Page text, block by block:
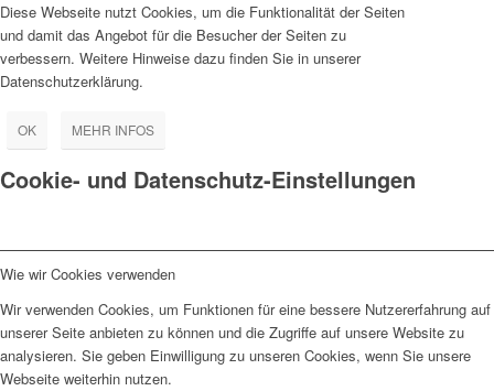
Diese Webseite nutzt Cookies, um die Funktionalität der Seiten
und damit das Angebot für die Besucher der Seiten zu
verbessern. Weitere Hinweise dazu finden Sie in unserer
Datenschutzerklärung.
OK MEHR INFOS
Cookie- und Datenschutz-Einstellungen
Wie wir Cookies verwenden
Wir verwenden Cookies, um Funktionen für eine bessere Nutzererfahrung auf
unserer Seite anbieten zu können und die Zugriffe auf unsere Website zu
analysieren. Sie geben Einwilligung zu unseren Cookies, wenn Sie unsere
Webseite weiterhin nutzen.